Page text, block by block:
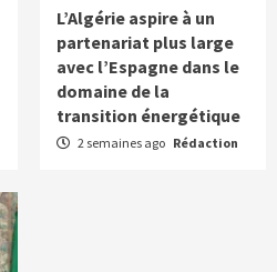
L’Algérie aspire à un
partenariat plus large
avec l’Espagne dans le
domaine de la
transition énergétique
2 semaines ago Rédaction